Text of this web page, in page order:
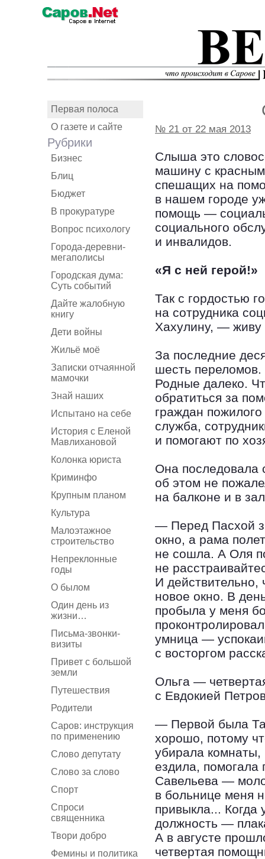
Первая полоса
О газете и сайте
Рубрики
Бизнес
Блиц
Бюджет
В прокуратуре
Вопрос психологу
Города-деревни-
мегаполисы
Городская дума:
Суть событий
Дайте жалобную
книгу
Дети войны
Жильё моё
Записки отчаянной
мамочки
Знай наших
Испытано на себе
История с Еленой
Мавлихановой
Колонка юриста
Криминфо
Крупным планом
Культура
Малоэтажное
строительство
Непреклонные
годы
О былом
Один день из
жизни…
Письма-звонки-
визиты
Привет с большой
земли
Путешествия
Родители
Саров: инструкция
по применению
Слово депутату
Слово за слово
Спорт
Спроси
священника
Твори добро
Фемины и политика
№ 21 от 22 мая 2013
Слыша это
машину с
спешащих на
в нашем городе
помощь —
социального
и инвалидов.
«Я с ней герой!»
Так с гордостью
на сотрудника
Хахулину, — живу
За последние
шесть переломов.
Родные далеко.
обратиться за
граждан
служба,
и помогают по
Она последовала
об этом не
на балконе и в
— Перед Пасхой
окно, а рама
не сошла. А Оля
не
И действительно,
новое окно. В
пробыла у меня
умница —
с восторгом
Ольга —
с Евдокией
— Первой была
хорошо, потому
убирала
ездила, помогала
Савельева —
в больнице меня
привыкла... Когда
должность —
А в августе
четвертая